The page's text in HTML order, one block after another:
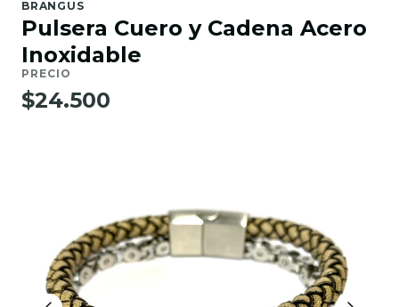
BRANGUS
Pulsera Cuero y Cadena Acero
Inoxidable
PRECIO
$24.500